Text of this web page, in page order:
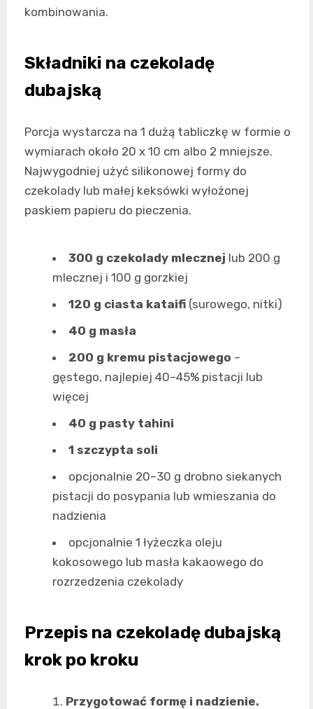
kombinowania.
Składniki na czekoladę
dubajską
Porcja wystarcza na 1 dużą tabliczkę w formie o
wymiarach około 20 x 10 cm albo 2 mniejsze.
Najwygodniej użyć silikonowej formy do
czekolady lub małej keksówki wyłożonej
paskiem papieru do pieczenia.
300 g czekolady mlecznej lub 200 g
mlecznej i 100 g gorzkiej
120 g ciasta kataifi (surowego, nitki)
40 g masła
200 g kremu pistacjowego –
gęstego, najlepiej 40–45% pistacji lub
więcej
40 g pasty tahini
1 szczypta soli
opcjonalnie 20–30 g drobno siekanych
pistacji do posypania lub wmieszania do
nadzienia
opcjonalnie 1 łyżeczka oleju
kokosowego lub masła kakaowego do
rozrzedzenia czekolady
Przepis na czekoladę dubajską
krok po kroku
Przygotować formę i nadzienie.